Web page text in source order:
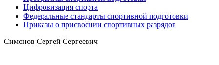
Цифровизация спорта
Федеральные стандарты спортивной подготовки
Приказы о присвоении спортивных разрядов
Симонов Сергей Сергеевич